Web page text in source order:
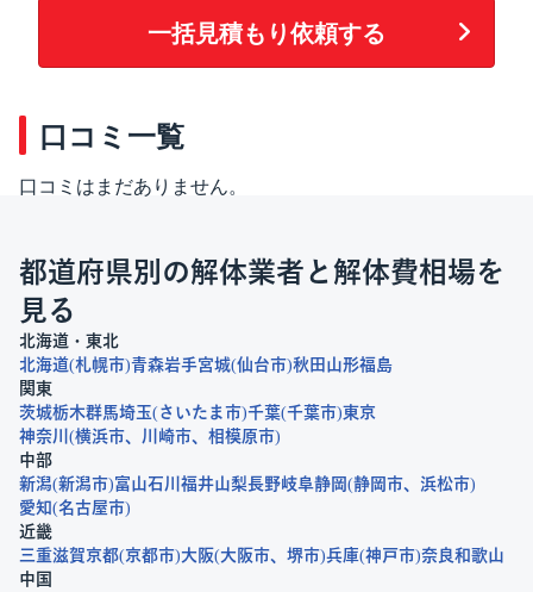
一括見積もり依頼する
口コミ一覧
口コミはまだありません。
都道府県別の解体業者と解体費相場を
見る
北海道・東北
北海道 札幌市 青森岩手宮城 仙台市 秋田 山形福島
関東
茨城栃木群馬埼玉 さいたま市 千葉 千葉市 東京
神奈川
横浜市 川崎市
相模原市
中部
新潟 新潟市 富山石川 福井山梨長野岐阜静岡 静岡市
浜松市
愛知 名古屋市
近畿
三重滋賀京都 京都市 大阪 大阪市 堺市 兵庫 神戸市 奈良和歌山
中国